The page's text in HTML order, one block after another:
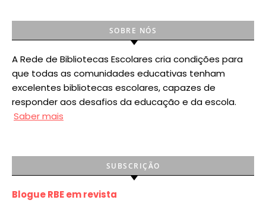
SOBRE NÓS
A Rede de Bibliotecas Escolares cria condições para
que todas as comunidades educativas tenham
excelentes bibliotecas escolares, capazes de
responder aos desafios da educação e da escola.
Saber mais
SUBSCRIÇÃO
Blogue RBE em revista